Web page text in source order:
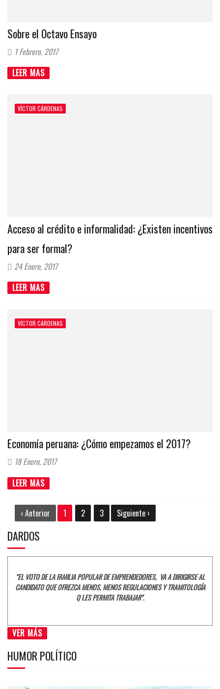
Sobre el Octavo Ensayo
1 Febrero, 2017
LEER MAS
VÍCTOR CÁRDENAS
Acceso al crédito e informalidad: ¿Existen incentivos
para ser formal?
24 Enero, 2017
LEER MAS
VÍCTOR CÁRDENAS
Economía peruana: ¿Cómo empezamos el 2017?
18 Enero, 2017
LEER MAS
‹ Anterior 1 2 3 Siguiente ›
DARDOS
"EL VOTO DE LA FAMILIA POPULAR DE EMPRENDEDORES, VA A DIRIGIRSE AL
CANDIDATO QUE OFREZCA MENOS, MENOS REGULACIONES Y TRAMITOLOGÍA
Q LES PERMITA TRABAJAR".
VER MÁS
HUMOR POLÍTICO